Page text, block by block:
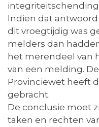
integriteitschending
Indien dat
dit vroegtijdig was
melders dan
het merendeel van
van een melding.
Provinciewet heeft
gebracht.
De conclusie moet
taken en rechten